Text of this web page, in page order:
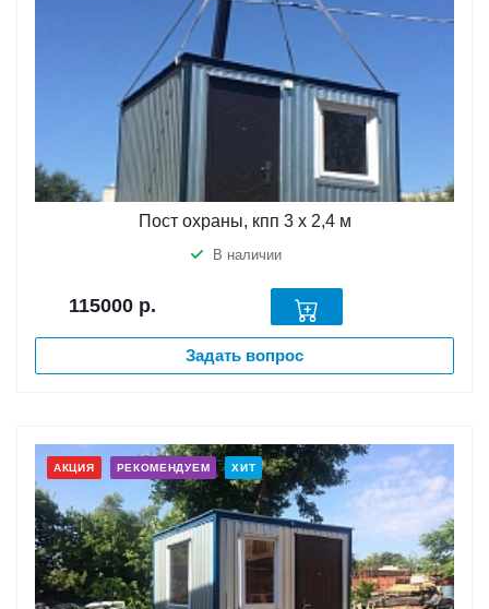
Пост охраны, кпп 3 х 2,4 м
В наличии
115000 р.
Задать вопрос
АКЦИЯ РЕКОМЕНДУЕМ ХИТ